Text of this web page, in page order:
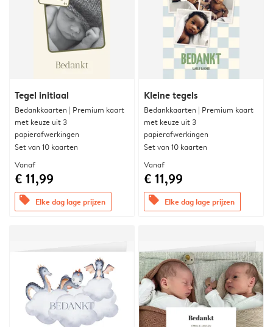
Tegel initiaal
Bedankkaarten | Premium kaart
met keuze uit 3
papierafwerkingen
Set van 10 kaarten
Vanaf
€ 11,99
offers Elke dag lage prijzen
Kleine tegels
Bedankkaarten | Premium kaart
met keuze uit 3
papierafwerkingen
Set van 10 kaarten
Vanaf
€ 11,99
offers Elke dag lage prijzen